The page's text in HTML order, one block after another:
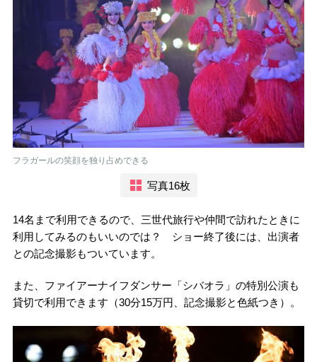
フラガールの笑顔を独り占めできる
写真16枚
14名まで利用できるので、三世代旅行や仲間で訪れたときに
利用してみるのもいいのでは？ ショー終了後には、出演者
との記念撮影もついています。
また、ファイアーナイフダンサー「シバオラ」の特別公演も
貸切で利用できます（30分15万円、記念撮影と色紙つき）。